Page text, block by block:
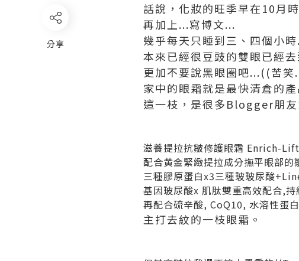
話說，化妝的旺季早在10月
再加上...寫博文...
幾乎每天只睡到三、四個小
本來已經很豆豉的雙眼已經
更加不要說黑眼圈吧...((苦笑
家中的眼霜就是最快清倉的
這一枝，是很多Blogger朋友
滋養提拉抗皺修護眼霜 Enrich-
配合黄金緊緻提拉成分撫平眼部的
三種膠原蛋白x3三種玻玻尿酸
基因玻尿酸x 肌肽雙重高效配合,持
再配合硫辛酸, CoQ10, 水溶性蛋
主打去紋的一枝眼霜。
分享